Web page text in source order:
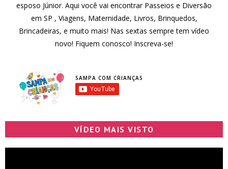
esposo Júnior. Aqui você vai encontrar Passeios e Diversão
em SP , Viagens, Maternidade, Livros, Brinquedos,
Brincadeiras, e muito mais! Nas sextas sempre tem vídeo
novo! Fiquem conosco! Inscreva-se!
SAMPA COM CRIANÇAS
VÍDEO MAIS VISTO